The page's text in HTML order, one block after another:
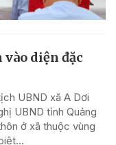
vào diện đặc
UBND xã A Dơi
UBND tỉnh Quảng
ở xã thuộc vùng